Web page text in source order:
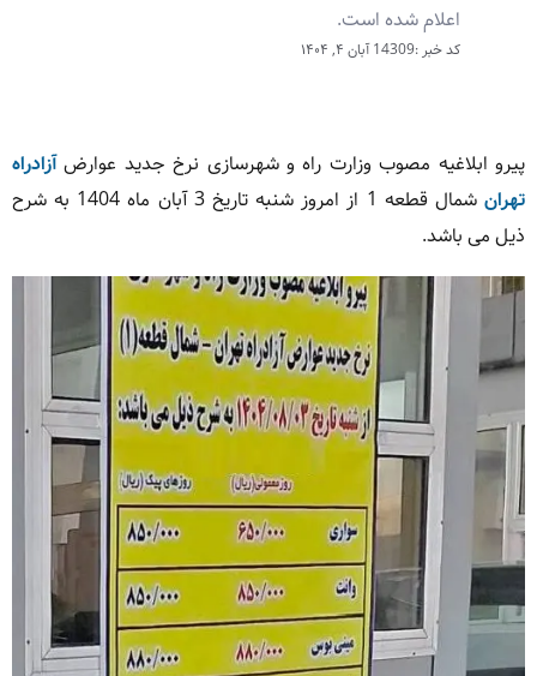
اعلام شده است.
کد خبر :14309 آبان ۴, ۱۴۰۴
پیرو ابلاغیه مصوب وزارت راه و شهرسازی نرخ جدید عوارضآزادراه
تهران
شمال قطعه 1 از امروز شنبه تاریخ 3 آبان ماه 1404 به شرح
ذیل می باشد.